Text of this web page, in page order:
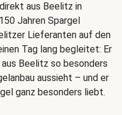
aus Beelitz in
Jahren Spargel
Lieferanten auf den
Tag lang begleitet: Er
Beelitz so besonders
aussieht – und er
ganz besonders liebt.